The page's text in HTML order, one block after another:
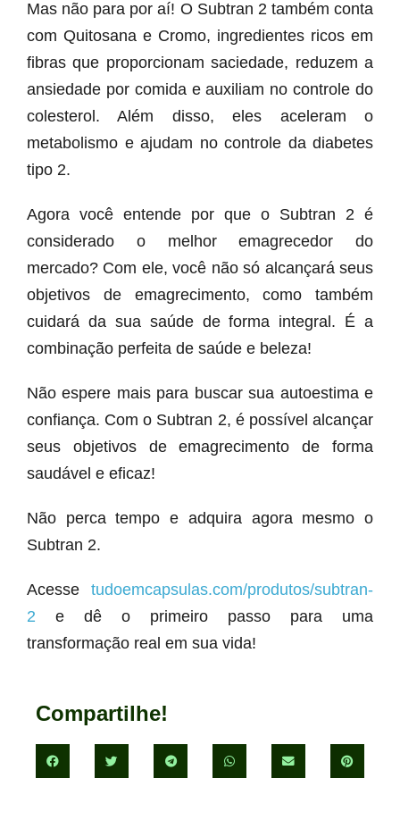
Mas não para por aí! O Subtran 2 também conta
com Quitosana e Cromo, ingredientes ricos em
fibras que proporcionam saciedade, reduzem a
ansiedade por comida e auxiliam no controle do
colesterol. Além disso, eles aceleram o
metabolismo e ajudam no controle da diabetes
tipo 2.
Agora você entende por que o Subtran 2 é
considerado o melhor emagrecedor do
mercado? Com ele, você não só alcançará seus
objetivos de emagrecimento, como também
cuidará da sua saúde de forma integral. É a
combinação perfeita de saúde e beleza!
Não espere mais para buscar sua autoestima e
confiança. Com o Subtran 2, é possível alcançar
seus objetivos de emagrecimento de forma
saudável e eficaz!
Não perca tempo e adquira agora mesmo o
Subtran 2.
Acesse tudoemcapsulas.com/produtos/subtran-
2 e dê o primeiro passo para uma
transformação real em sua vida!
Compartilhe!